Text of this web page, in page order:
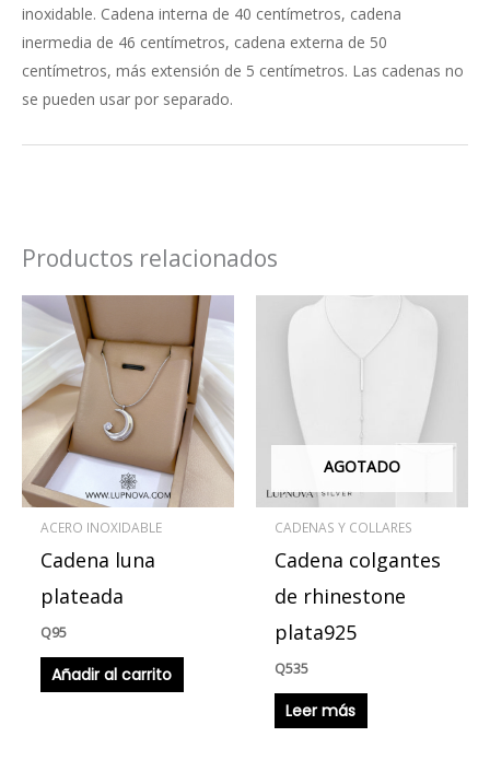
inoxidable. Cadena interna de 40 centímetros, cadena
inermedia de 46 centímetros, cadena externa de 50
centímetros, más extensión de 5 centímetros. Las cadenas no
se pueden usar por separado.
Productos relacionados
ACERO INOXIDABLE
Cadena luna
plateada
Q95
Añadir al carrito
AGOTADO
CADENAS Y COLLARES
Cadena colgantes
de rhinestone
plata925
Q535
Leer más